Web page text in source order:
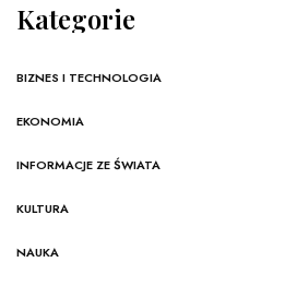
Kategorie
BIZNES I TECHNOLOGIA
EKONOMIA
INFORMACJE ZE ŚWIATA
KULTURA
NAUKA